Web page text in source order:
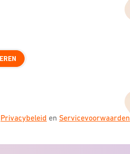
Privacybeleid en Servicevoorwaarden